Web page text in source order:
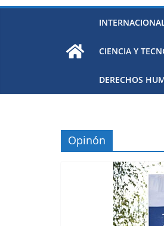
CIENCIA Y
DERECHOS
Opinón